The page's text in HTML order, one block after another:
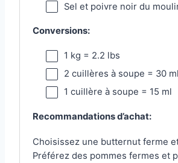
Sel et poivre noir du
Conversions:
1 kg = 2.2 lbs
2 cuillères à soupe = 30 ml
1 cuillère à soupe = 15 ml
Recommandations d’achat:
Choisissez une butternut ferme
Préférez des pommes fermes et